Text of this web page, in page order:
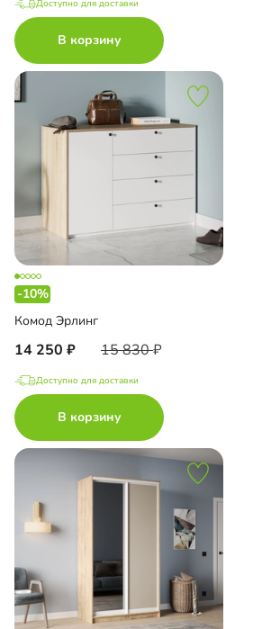
Доступно для доставки
В корзину
-10%
Комод Эрлинг
14 250 15 830
Доступно для доставки
В корзину